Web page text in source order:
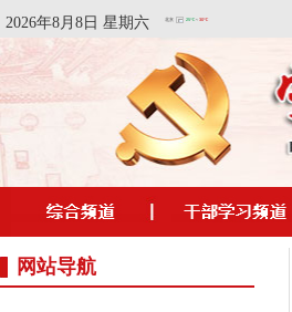
2026年8月8日 星期六
网站导航